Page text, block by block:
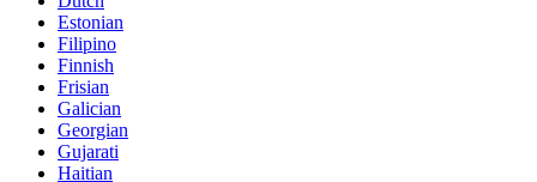
Estonian
Filipino
Finnish
Frisian
Galician
Georgian
Gujarati
Haitian